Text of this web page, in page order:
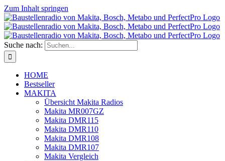
Zum Inhalt springen
Suche nach:
HOME
Bestseller
MAKITA
Übersicht Makita Radios
Makita MR007GZ
Makita DMR115
Makita DMR110
Makita DMR108
Makita DMR107
Makita Vergleich